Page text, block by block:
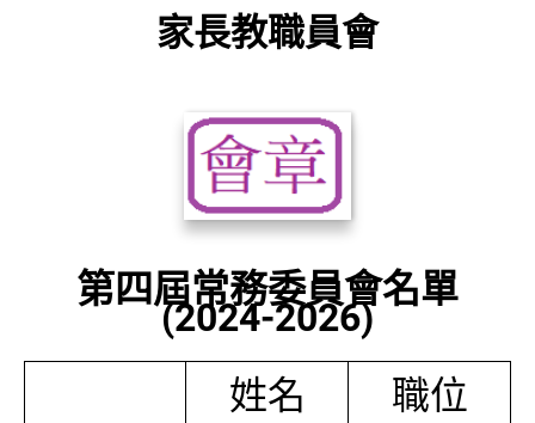
家長教職員會
第四屆常務委員會名單
(2024-2026)
姓名
職位